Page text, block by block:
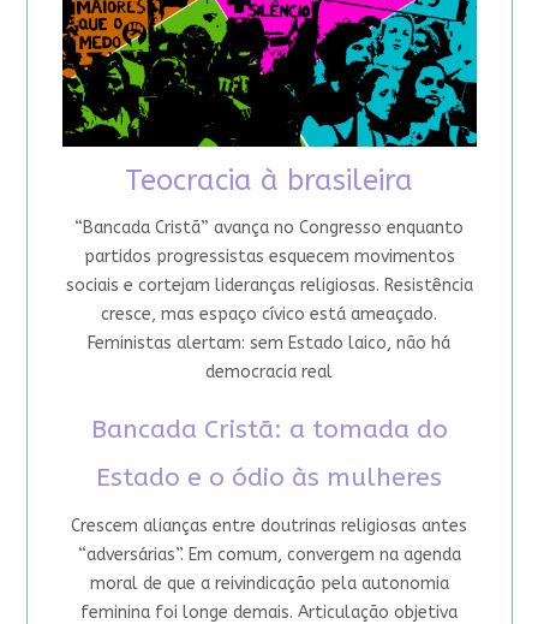
Teocracia à brasileira
“Bancada Cristã” avança no Congresso enquanto
partidos progressistas esquecem movimentos
sociais e cortejam lideranças religiosas. Resistência
cresce, mas espaço cívico está ameaçado.
Feministas alertam: sem Estado laico, não há
democracia real
Bancada Cristã: a tomada do
Estado e o ódio às mulheres
Crescem alianças entre doutrinas religiosas antes
“adversárias”. Em comum, convergem na agenda
moral de que a reivindicação pela autonomia
feminina foi longe demais. Articulação objetiva